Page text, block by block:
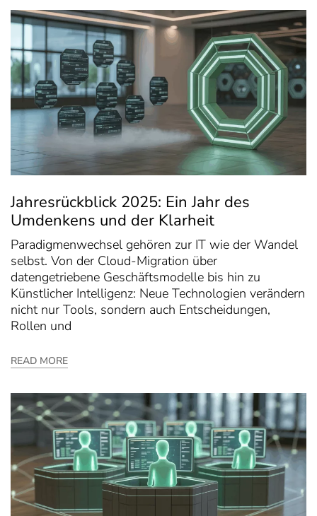
Jahresrückblick 2025: Ein Jahr des
Umdenkens und der Klarheit
Paradigmenwechsel gehören zur IT wie der Wandel
selbst. Von der Cloud-Migration über
datengetriebene Geschäftsmodelle bis hin zu
Künstlicher Intelligenz: Neue Technologien verändern
nicht nur Tools, sondern auch Entscheidungen,
Rollen und
READ MORE